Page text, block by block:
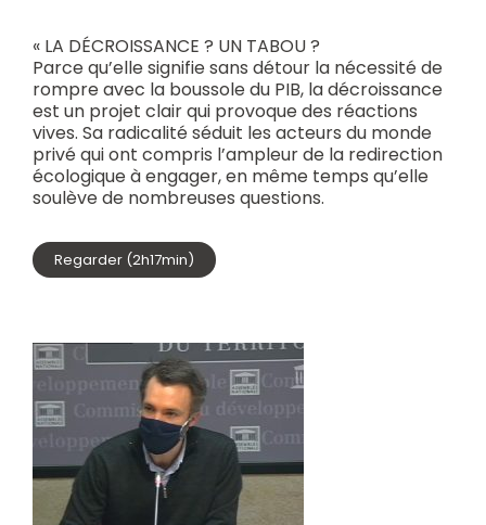
« LA DÉCROISSANCE ? UN TABOU ?
Parce qu’elle signifie sans détour la nécessité de
rompre avec la boussole du PIB, la décroissance
est un projet clair qui provoque des réactions
vives. Sa radicalité séduit les acteurs du monde
privé qui ont compris l’ampleur de la redirection
écologique à engager, en même temps qu’elle
soulève de nombreuses questions.
Regarder (2h17min)